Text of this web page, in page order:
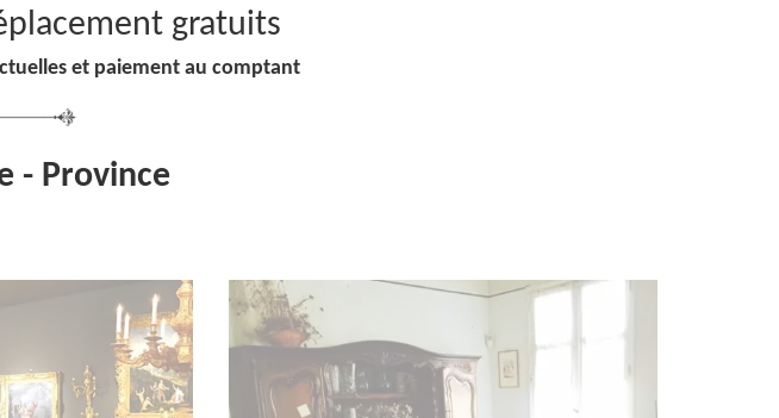
gratuits
et paiement au comptant
- Province